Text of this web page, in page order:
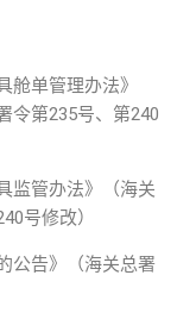
舱单管理办法》
令第235号、第240
监管办法》（海关
号修改）
公告》（海关总署